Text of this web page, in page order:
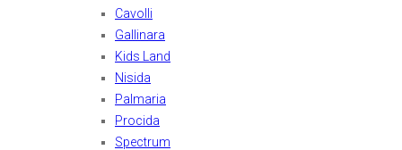
Cavolli
Gallinara
Kids Land
Nisida
Palmaria
Procida
Spectrum